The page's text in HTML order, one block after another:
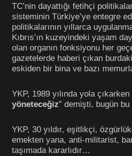
TC’nin dayattığı fetihçi
sisteminin Türkiye’ye entegre
politikalarının yıllarca
Kıbrıs’ın kuzeyindeki yaşam
olan organın fonksiyonu her
gazetelerde haberi çıkan
eskiden bir bina ve bazı
YKP, 1989 yılında yola çıkarken
yöneteceğiz” demişti, bugün
YKP, 30 yıldır, eşitlikçi,
emekten yana, anti-militarist,
taşımada kararlıdır…